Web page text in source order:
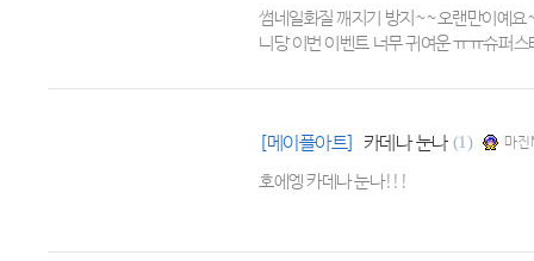
썸네일화질 깨지기 방지~~오랜만이예요
니당 이번 이벤트 너무 귀여운 ㅠㅠ슈퍼
[메이플아트] 카데나 눈나 (1) 마
호에엥 카데나 눈나!!!